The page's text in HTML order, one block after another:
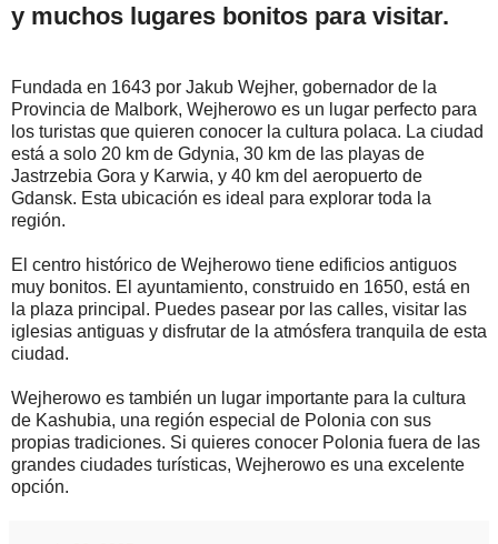
y muchos lugares bonitos para visitar.
Fundada en 1643 por Jakub Wejher, gobernador de la
Provincia de Malbork, Wejherowo es un lugar perfecto para
los turistas que quieren conocer la cultura polaca. La ciudad
está a solo 20 km de Gdynia, 30 km de las playas de
Jastrzebia Gora y Karwia, y 40 km del aeropuerto de
Gdansk. Esta ubicación es ideal para explorar toda la
región.
El centro histórico de Wejherowo tiene edificios antiguos
muy bonitos. El ayuntamiento, construido en 1650, está en
la plaza principal. Puedes pasear por las calles, visitar las
iglesias antiguas y disfrutar de la atmósfera tranquila de esta
ciudad.
Wejherowo es también un lugar importante para la cultura
de Kashubia, una región especial de Polonia con sus
propias tradiciones. Si quieres conocer Polonia fuera de las
grandes ciudades turísticas, Wejherowo es una excelente
opción.